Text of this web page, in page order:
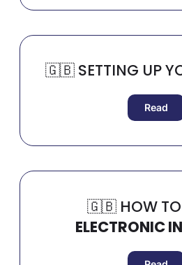
🇬🇧​ SETTING UP
Read
🇬🇧​ HOW TO
ELECTRONIC